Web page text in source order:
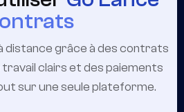
distance grâce à des contrats
travail clairs et des paiements
sur une seule plateforme.